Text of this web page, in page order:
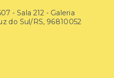
- Sala 212 - Galeria
do Sul/RS, 96810052